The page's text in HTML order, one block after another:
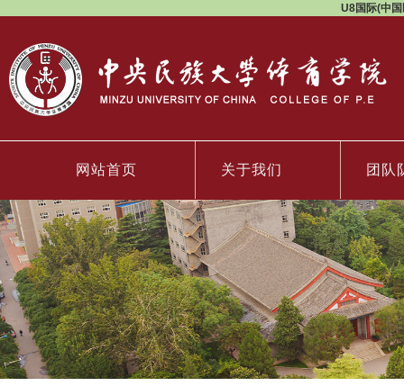
U8国际(中
网站首页 关于我们 团队